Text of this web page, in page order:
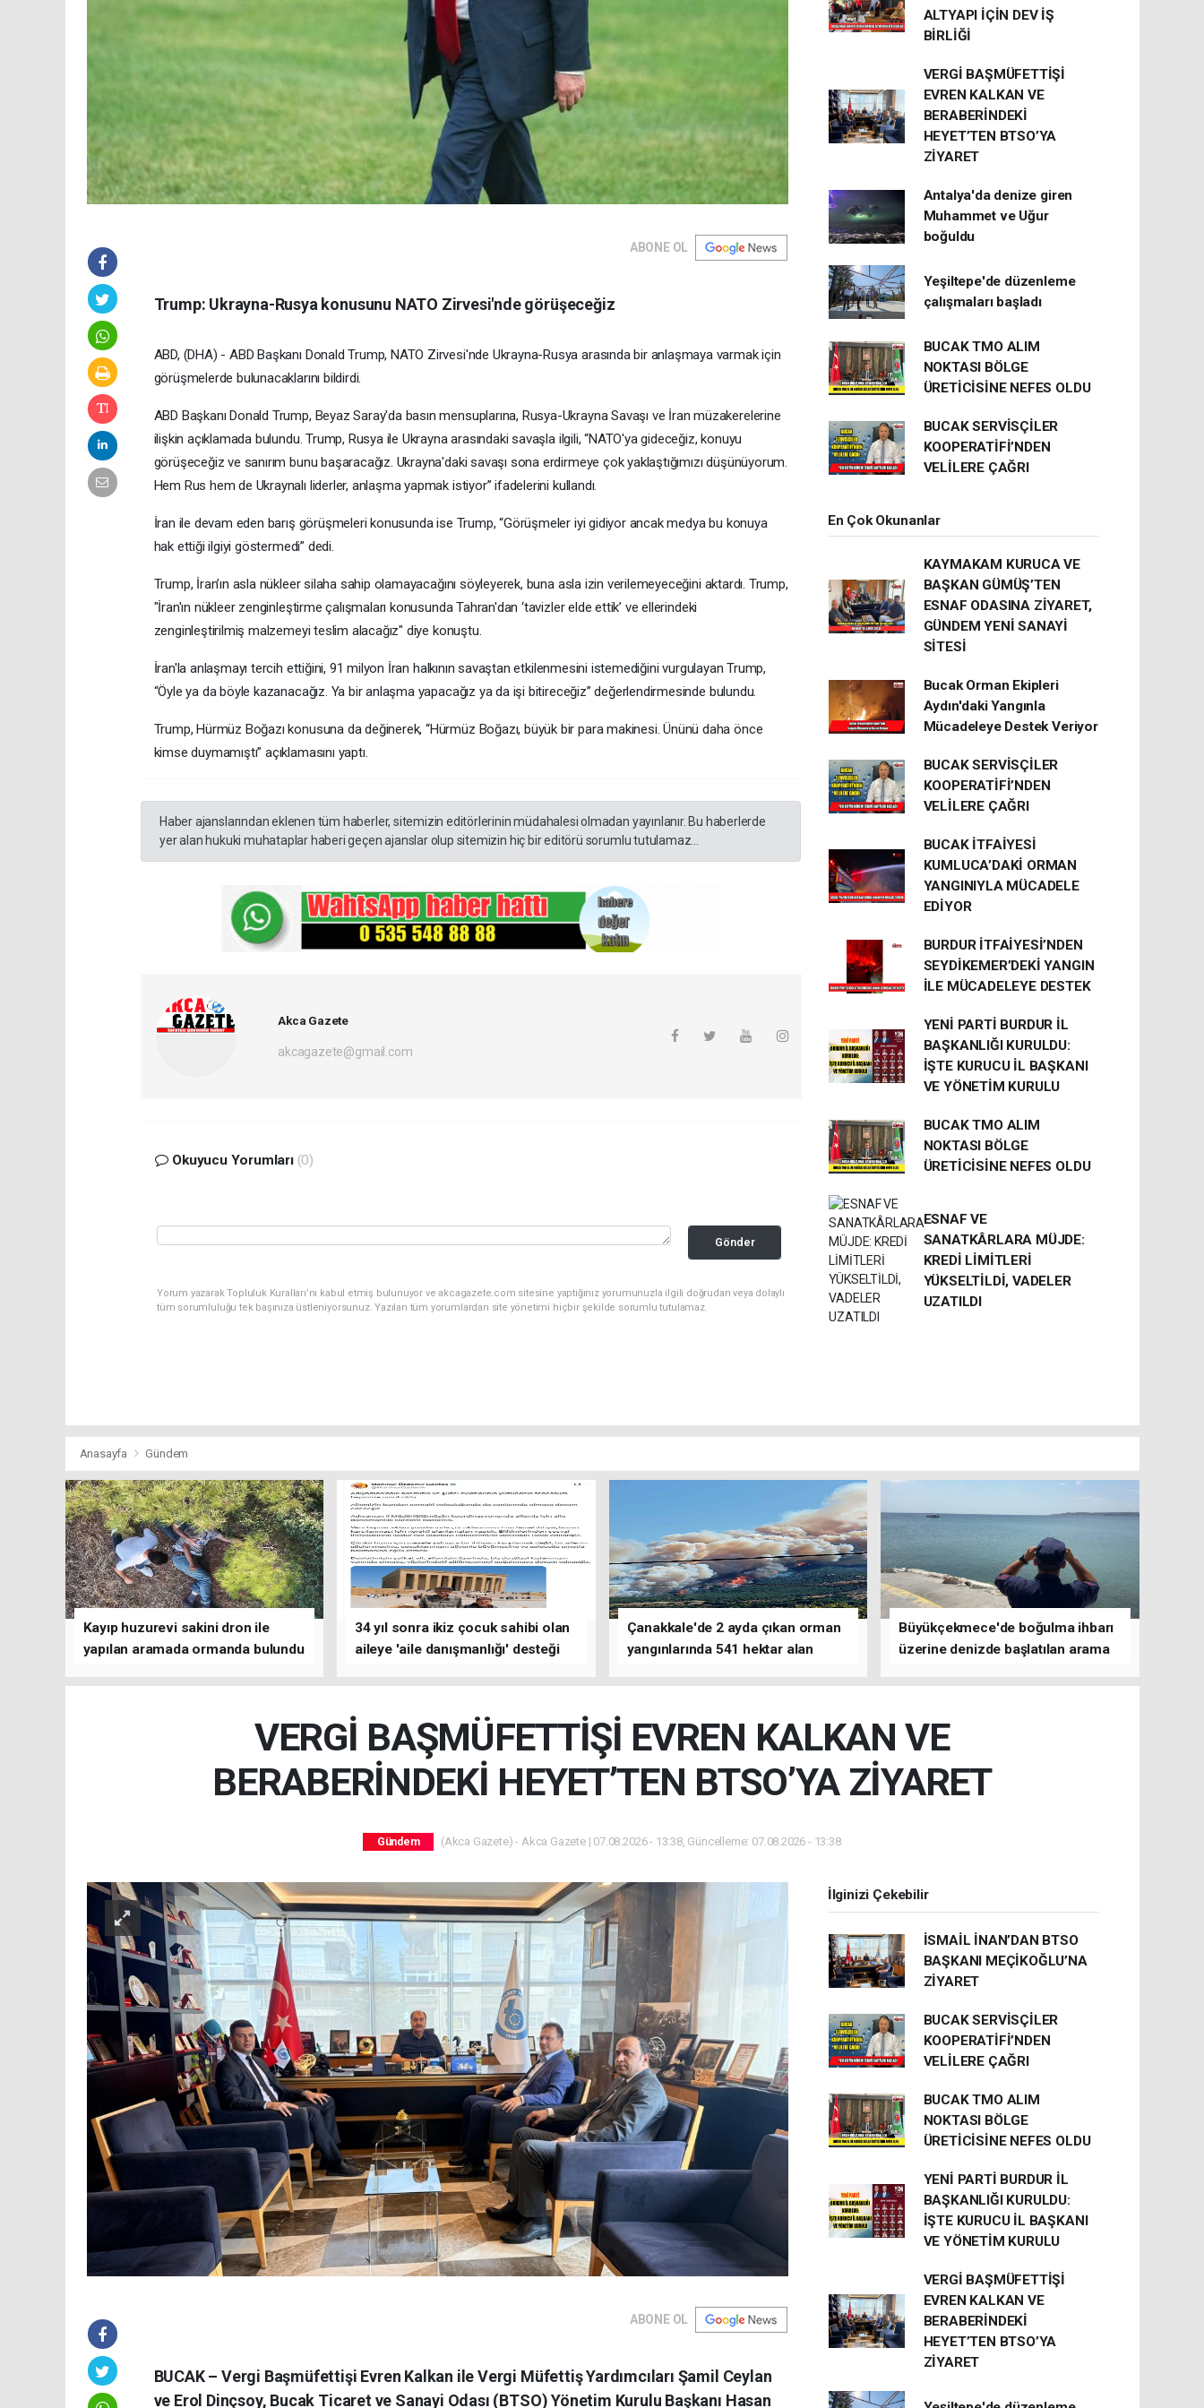
ABONE OL
Trump: Ukrayna-Rusya konusunu NATO Zirvesi'nde görüşeceğiz
ABD, (DHA) - ABD Başkanı Donald Trump, NATO Zirvesi'nde Ukrayna-Rusya arasında bir anlaşmaya varmak için
görüşmelerde bulunacaklarını bildirdi.
ABD Başkanı Donald Trump, Beyaz Saray'da basın mensuplarına, Rusya-Ukrayna Savaşı ve İran müzakerelerine
ilişkin açıklamada bulundu. Trump, Rusya ile Ukrayna arasındaki savaşla ilgili, “NATO'ya gideceğiz, konuyu
görüşeceğiz ve sanırım bunu başaracağız. Ukrayna'daki savaşı sona erdirmeye çok yaklaştığımızı düşünüyorum.
Hem Rus hem de Ukraynalı liderler, anlaşma yapmak istiyor” ifadelerini kullandı.
İran ile devam eden barış görüşmeleri konusunda ise Trump, “Görüşmeler iyi gidiyor ancak medya bu konuya
hak ettiği ilgiyi göstermedi” dedi.
Trump, İran’ın asla nükleer silaha sahip olamayacağını söyleyerek, buna asla izin verilemeyeceğini aktardı. Trump,
"İran'ın nükleer zenginleştirme çalışmaları konusunda Tahran'dan ‘tavizler elde ettik’ ve ellerindeki
zenginleştirilmiş malzemeyi teslim alacağız" diye konuştu.
İran'la anlaşmayı tercih ettiğini, 91 milyon İran halkının savaştan etkilenmesini istemediğini vurgulayan Trump,
“Öyle ya da böyle kazanacağız. Ya bir anlaşma yapacağız ya da işi bitireceğiz” değerlendirmesinde bulundu.
Trump, Hürmüz Boğazı konusuna da değinerek, “Hürmüz Boğazı, büyük bir para makinesi. Ününü daha önce
kimse duymamıştı” açıklamasını yaptı.
Haber ajanslarından eklenen tüm haberler, sitemizin editörlerinin müdahalesi olmadan yayınlanır. Bu haberlerde
yer alan hukuki muhataplar haberi geçen ajanslar olup sitemizin hiç bir editörü sorumlu tutulamaz...
Akca Gazete
akcagazete@gmail.com
Okuyucu Yorumları (0)
Gönder
Yorum yazarak Topluluk Kuralları’nı kabul etmiş bulunuyor ve akcagazete.com sitesine yaptığınız yorumunuzla ilgili doğrudan veya dolaylı
tüm sorumluluğu tek başınıza üstleniyorsunuz. Yazılan tüm yorumlardan site yönetimi hiçbir şekilde sorumlu tutulamaz.
ALTYAPI İÇİN DEV İŞ
BİRLİĞİ
VERGİ BAŞMÜFETTİŞİ
EVREN KALKAN VE
BERABERİNDEKİ
HEYET’TEN BTSO’YA
ZİYARET
Antalya'da denize giren
Muhammet ve Uğur
boğuldu
Yeşiltepe'de düzenleme
çalışmaları başladı
BUCAK TMO ALIM
NOKTASI BÖLGE
ÜRETİCİSİNE NEFES OLDU
BUCAK SERVİSÇİLER
KOOPERATİFİ’NDEN
VELİLERE ÇAĞRI
En Çok Okunanlar
KAYMAKAM KURUCA VE
BAŞKAN GÜMÜŞ’TEN
ESNAF ODASINA ZİYARET,
GÜNDEM YENİ SANAYİ
SİTESİ
Bucak Orman Ekipleri
Aydın'daki Yangınla
Mücadeleye Destek Veriyor
BUCAK SERVİSÇİLER
KOOPERATİFİ’NDEN
VELİLERE ÇAĞRI
BUCAK İTFAİYESİ
KUMLUCA’DAKİ ORMAN
YANGINIYLA MÜCADELE
EDİYOR
BURDUR İTFAİYESİ’NDEN
SEYDİKEMER’DEKİ YANGIN
İLE MÜCADELEYE DESTEK
YENİ PARTİ BURDUR İL
BAŞKANLIĞI KURULDU:
İŞTE KURUCU İL BAŞKANI
VE YÖNETİM KURULU
BUCAK TMO ALIM
NOKTASI BÖLGE
ÜRETİCİSİNE NEFES OLDU
ESNAF VE
SANATKÂRLARA MÜJDE:
KREDİ LİMİTLERİ
YÜKSELTİLDİ, VADELER
UZATILDI
Anasayfa Gündem
Kayıp huzurevi sakini dron ile
yapılan aramada ormanda bulundu
34 yıl sonra ikiz çocuk sahibi olan
aileye 'aile danışmanlığı' desteği
Çanakkale'de 2 ayda çıkan orman
yangınlarında 541 hektar alan
Büyükçekmece'de boğulma ihbarı
üzerine denizde başlatılan arama
VERGİ BAŞMÜFETTİŞİ EVREN KALKAN VE
BERABERİNDEKİ HEYET’TEN BTSO’YA ZİYARET
Gündem (Akca Gazete) - Akca Gazete | 07.08.2026 - 13:38, Güncelleme: 07.08.2026 - 13:38
ABONE OL
BUCAK – Vergi Başmüfettişi Evren Kalkan ile Vergi Müfettiş Yardımcıları Şamil Ceylan
ve Erol Dinçsoy, Bucak Ticaret ve Sanayi Odası (BTSO) Yönetim Kurulu Başkanı Hasan
İlginizi Çekebilir
İSMAİL İNAN’DAN BTSO
BAŞKANI MEÇİKOĞLU’NA
ZİYARET
BUCAK SERVİSÇİLER
KOOPERATİFİ’NDEN
VELİLERE ÇAĞRI
BUCAK TMO ALIM
NOKTASI BÖLGE
ÜRETİCİSİNE NEFES OLDU
YENİ PARTİ BURDUR İL
BAŞKANLIĞI KURULDU:
İŞTE KURUCU İL BAŞKANI
VE YÖNETİM KURULU
VERGİ BAŞMÜFETTİŞİ
EVREN KALKAN VE
BERABERİNDEKİ
HEYET’TEN BTSO’YA
ZİYARET